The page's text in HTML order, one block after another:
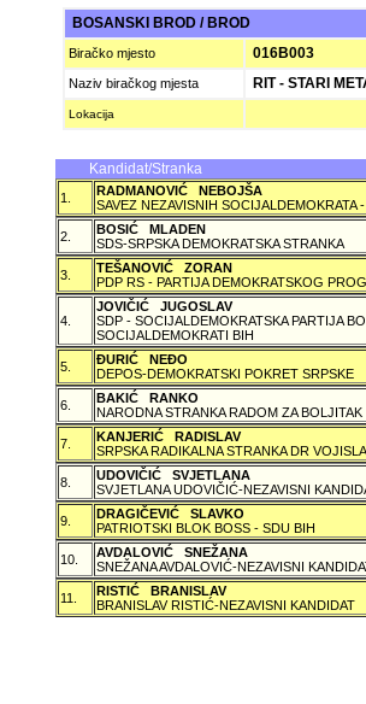
BOSANSKI BROD / BROD
Biračko mjesto 016B003
Naziv biračkog mjesta RIT - STARI
Lokacija
Kandidat/Stranka
1.
RADMANOVIĆ NEBOJŠA
SAVEZ NEZAVISNIH SOCIJALDEMOKRATA
2.
BOSIĆ MLADEN
SDS-SRPSKA DEMOKRATSKA STRANKA
3.
TEŠANOVIĆ ZORAN
PDP RS - PARTIJA DEMOKRATSKOG
4.
JOVIČIĆ JUGOSLAV
SDP - SOCIJALDEMOKRATSKA PARTIJA
SOCIJALDEMOKRATI BIH
5.
ÐURIĆ NEÐO
DEPOS-DEMOKRATSKI POKRET SRPSKE
6.
BAKIĆ RANKO
NARODNA STRANKA RADOM ZA BOLJITAK
7.
KANJERIĆ RADISLAV
SRPSKA RADIKALNA STRANKA DR
8.
UDOVIČIĆ SVJETLANA
SVJETLANA UDOVIČIĆ-NEZAVISNI
9.
DRAGIČEVIĆ SLAVKO
PATRIOTSKI BLOK BOSS - SDU BIH
10.
AVDALOVIĆ SNEŽANA
SNEŽANA AVDALOVIĆ-NEZAVISNI
11.
RISTIĆ BRANISLAV
BRANISLAV RISTIĆ-NEZAVISNI KANDIDAT